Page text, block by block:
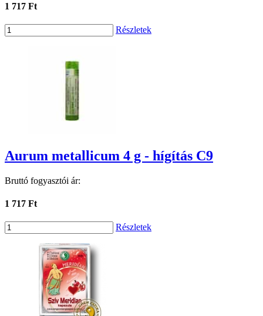
1 717 Ft
Részletek
Aurum metallicum 4 g - hígítás C9
Bruttó fogyasztói ár:
1 717 Ft
Részletek